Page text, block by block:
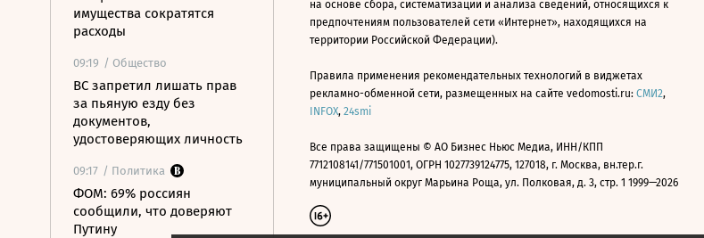
имущества сократятся
расходы
09:19 / Общество
ВС запретил лишать прав
за пьяную езду без
документов,
удостоверяющих личность
09:17 / Политика
ФОМ: 69% россиян
сообщили, что доверяют
Путину
на основе сбора, систематизации и анализа сведений, относящихся к
предпочтениям пользователей сети «Интернет», находящихся на
территории Российской Федерации).
Правила применения рекомендательных технологий в виджетах
рекламно-обменной сети, размещенных на сайте vedomosti.ru: СМИ2,
INFOX, 24smi
Все права защищены © АО Бизнес Ньюс Медиа, ИНН/КПП
7712108141/771501001, ОГРН 1027739124775, 127018, г. Москва, вн.тер.г.
муниципальный округ Марьина Роща, ул. Полковая, д. 3, стр. 1 1999—2026